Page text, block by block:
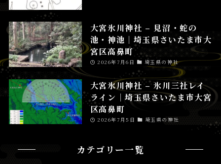
大宮氷川神社 – 見沼・蛇の
池・神池│埼玉県さいたま市大
宮区高鼻町
2026年7月6日 埼玉県の神社
大宮氷川神社 – 氷川三社レイ
ライン│埼玉県さいたま市大宮
区高鼻町
2026年7月5日 埼玉県の神社
カテゴリー一覧